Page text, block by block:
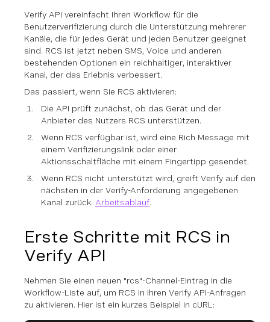
Verify API vereinfacht Ihren Workflow für die
Benutzerverifizierung durch die Unterstützung mehrerer
Kanäle, die für jedes Gerät und jeden Benutzer geeignet
sind. RCS ist jetzt neben SMS, Voice und anderen
bestehenden Optionen ein reichhaltiger, interaktiver
Kanal, der das Erlebnis verbessert.
Das passiert, wenn Sie RCS aktivieren:
Die API prüft zunächst, ob das Gerät und der
Anbieter des Nutzers RCS unterstützen.
Wenn RCS verfügbar ist, wird eine Rich Message mit
einem Verifizierungslink oder einer
Aktionsschaltfläche mit einem Fingertipp gesendet.
Wenn RCS nicht unterstützt wird, greift Verify auf den
nächsten in der Verify-Anforderung angegebenen
Kanal zurück. Arbeitsablauf.
Erste Schritte mit RCS in
Verify API
Nehmen Sie einen neuen "rcs"-Channel-Eintrag in die
Workflow-Liste auf, um RCS in Ihren Verify API-Anfragen
zu aktivieren. Hier ist ein kurzes Beispiel in cURL: